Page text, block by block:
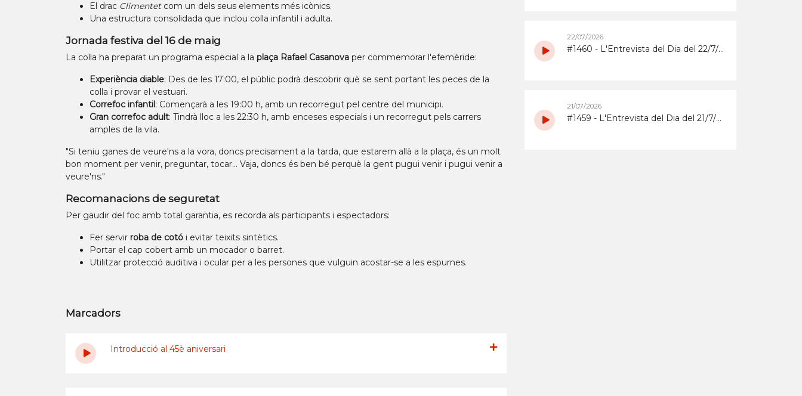
El drac Climentetcom un dels seus elements més icònics.
Una estructura consolidada que inclou colla infantil i adulta.
Jornada festiva del 16 de maig
La colla ha preparat un programa especial a la plaça Rafael Casanova per commemorar l'efemèride:
Experiència diable: Des de les 17:00, el públic podrà descobrir què se sent portant les peces de la
colla i provar el vestuari.
Correfoc infantil : Començarà a les 19:00 h, amb un recorregut pel centre del municipi.
Gran correfoc adult: Tindrà lloc a les 22:30 h, amb enceses especials i un recorregut pels carrers
amples de la vila.
"Si teniu ganes de veure'ns a la vora, doncs precisament a la tarda, que estarem allà a la plaça, és un molt
bon moment per venir, preguntar, tocar... Vaja, doncs és ben bé perquè la gent pugui venir i pugui venir a
veure'ns."
Recomanacions de seguretat
Per gaudir del foc amb total garantia, es recorda als participants i espectadors:
Fer servir roba de cotó i evitar teixits sintètics.
Portar el cap cobert amb un mocador o barret.
Utilitzar protecció auditiva i ocular per a les persones que vulguin acostar-se a les espurnes.
Marcadors
Introducció al 45è aniversari
22/07/2026
#1460 - L'Entrevista del Dia del 22/7/2026 sobre la Festa Major 2026 del Barri de Sta. Maria i el Suro
21/07/2026
#1459 - L'Entrevista del Dia del 21/7/2026 sobrera la Festa Major 2026 del barri del Rebato d'Abrera